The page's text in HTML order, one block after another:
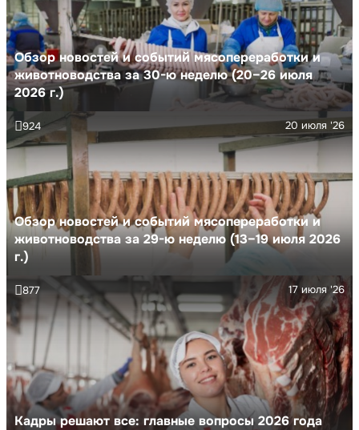
Обзор новостей и событий мясопереработки и
животноводства за 30-ю неделю (20–26 июля
2026 г.)
Обзор новостей и событий мясопереработки и
животноводства за 29-ю неделю (13–19 июля 2026
г.)
20 июля '26
924
Кадры решают все: главные вопросы 2026 года
17 июля '26
877